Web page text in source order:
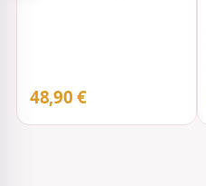
48,90 €